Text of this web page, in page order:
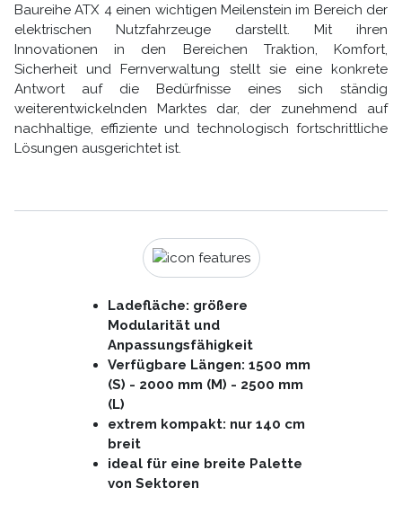
Baureihe ATX 4 einen wichtigen Meilenstein im Bereich der
elektrischen Nutzfahrzeuge darstellt. Mit ihren
Innovationen in den Bereichen Traktion, Komfort,
Sicherheit und Fernverwaltung stellt sie eine konkrete
Antwort auf die Bedürfnisse eines sich ständig
weiterentwickelnden Marktes dar, der zunehmend auf
nachhaltige, effiziente und technologisch fortschrittliche
Lösungen ausgerichtet ist.
Ladefläche: größere
Modularität und
Anpassungsfähigkeit
Verfügbare Längen: 1500 mm
(S) - 2000 mm (M) - 2500 mm
(L)
extrem kompakt: nur 140 cm
breit
ideal für eine breite Palette
von Sektoren